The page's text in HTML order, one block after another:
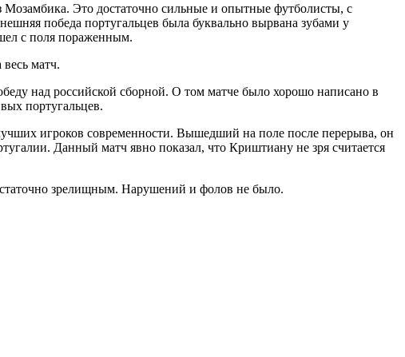
Мозамбика. Это достаточно сильные и опытные футболисты, с
победа португальцев была буквально вырвана зубами у
с поля пораженным.
матч.
над российской сборной. О том матче было хорошо написано в
португальцев.
игроков современности. Вышедший на поле после перерыва, он
Данный матч явно показал, что Криштиану не зря считается
зрелищным. Нарушений и фолов не было.